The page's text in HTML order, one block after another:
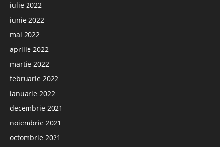
iulie 2022
iunie 2022
mai 2022
aprilie 2022
martie 2022
februarie 2022
ianuarie 2022
decembrie 2021
noiembrie 2021
octombrie 2021